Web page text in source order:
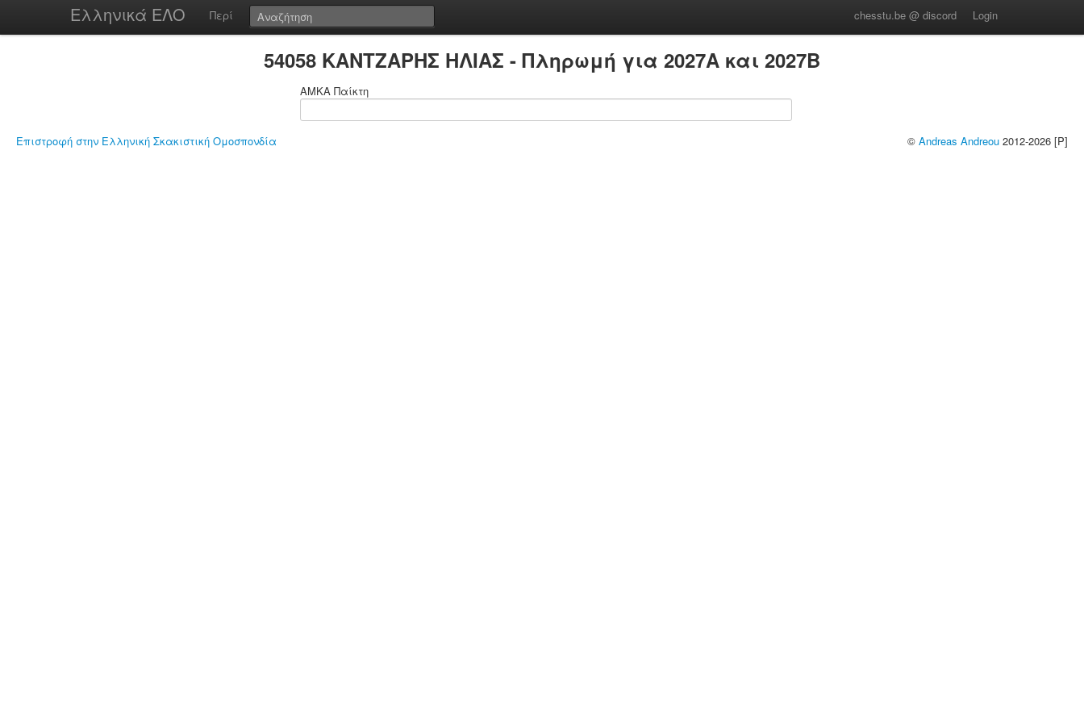
Ελληνικά ΕΛΟ Περί chesstu.be @ discord Login
54058 ΚΑΝΤΖΑΡΗΣ ΗΛΙΑΣ - Πληρωμή για 2027A και 2027B
ΑΜΚΑ Παίκτη
Επιστροφή στην Ελληνική Σκακιστική Ομοσπονδία © Andreas Andreou 2012-2026 [P]